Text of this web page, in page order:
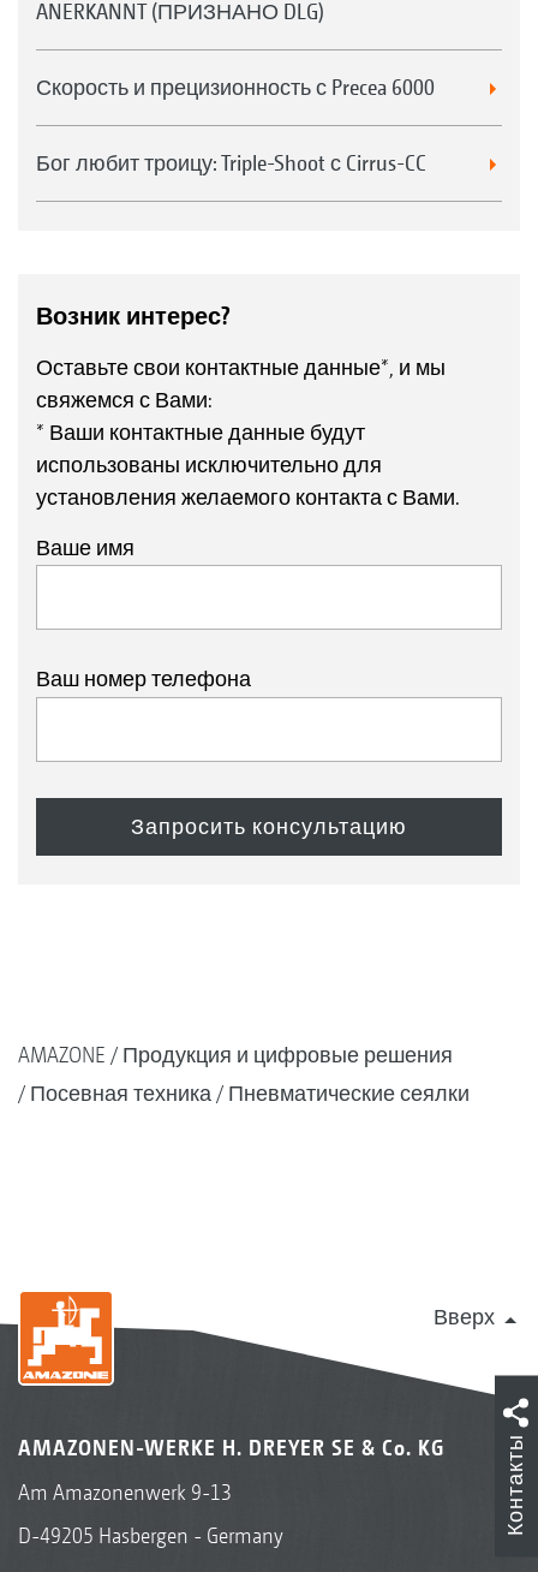
ANERKANNT (ПРИЗНАНО DLG)
Скорость и прецизионность с Precea 6000
Бог любит троицу: Triple-Shoot с Cirrus-CC
Возник интерес?
Оставьте свои контактные данные*, и мы
свяжемся с Вами:
* Ваши контактные данные будут
использованы исключительно для
установления желаемого контакта с Вами.
Ваше имя
Ваш номер телефона
AMAZONE
Продукция и цифровые решения
Посевная техника
Пневматические сеялки
Вверх
AMAZONEN-WERKE H. DREYER SE & Co. KG
Am Amazonenwerk 9-13
D-49205 Hasbergen - Germany
Контакты